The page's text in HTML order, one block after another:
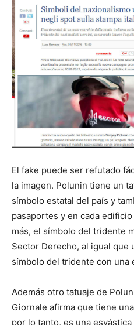
El fake puede ser refutado
la imagen. Polunin tiene un
símbolo estatal del país y
pasaportes y en cada
más, el símbolo del tridente
Sector Derecho, al igual que
símbolo del tridente con una
Además otro tatuaje de
Giornale afirma que tiene
por lo tanto, es una